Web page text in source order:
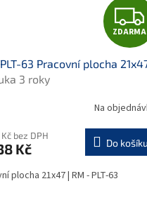
ZDARMA
63 Pracovní plocha
3 roky
Na
bez DPH
Kč Do košíku
plocha 21x47 | RM - PLT-63